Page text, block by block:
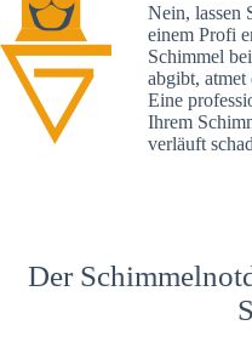
Nein, lassen
einem Profi
Schimmel
abgibt,
Eine
Ihrem
verläuft
Der